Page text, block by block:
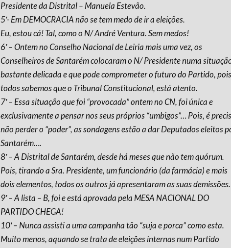
Presidente da Distrital – Manuela Estevão.
5′- Em DEMOCRACIA não se tem medo de ir a eleições.
Eu, estou cá! Tal, como o N/ André Ventura. Sem medos!
6′ – Ontem no Conselho Nacional de Leiria mais uma vez, os
Conselheiros de Santarém colocaram o N/ Presidente numa
bastante delicada e que pode comprometer o futuro do Partido, pois
todos sabemos que o Tribunal Constitucional, está atento.
7′ – Essa situação que foi “provocada” ontem no CN, foi única e
exclusivamente a pensar nos seus próprios “umbigos”… Pois, é
não perder o “poder”, as sondagens estão a dar Deputados eleitos
Santarém….
8′ – A Distrital de Santarém, desde há meses que não tem quórum.
Pois, tirando a Sra. Presidente, um funcionário (da farmácia) e mais
dois elementos, todos os outros já apresentaram as suas demissões.
9′ – A lista – B, foi e está aprovada pela MESA NACIONAL DO
PARTIDO CHEGA!
10′ – Nunca assisti a uma campanha tão “suja e porca” como esta.
Muito menos, aquando se trata de eleições internas num Partido